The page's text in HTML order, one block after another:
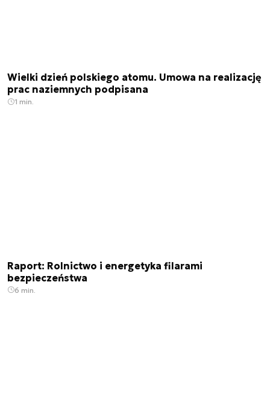
Wielki dzień polskiego atomu. Umowa na realizację
prac naziemnych podpisana
1 min.
Raport: Rolnictwo i energetyka filarami
bezpieczeństwa
6 min.